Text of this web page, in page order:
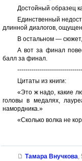
Достойный образец
Единственный
длинной диалогов,
В остальном —
А вот за финал
балл за финал.
Цитаты из книги:
«Это ж надо, какие
головы в медалях,
намордника.»
«Сколько волка не
Тамара Внучкова,